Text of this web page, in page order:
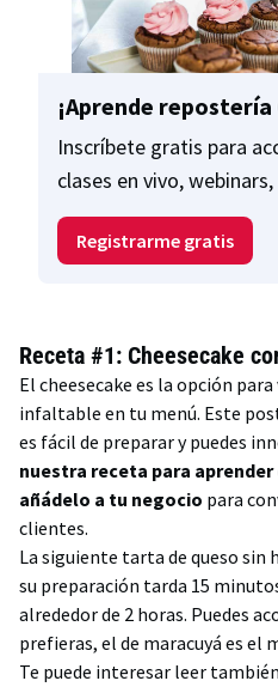
¡Aprende repostería
Inscríbete gratis para
clases en vivo,
Registrarme gratis
Receta #1: Cheesecake
El cheesecake es la opción
infaltable en tu menú. Este
es fácil de preparar y puedes
nuestra receta para
añádelo a tu negocio para
clientes.
La siguiente tarta de queso sin
su preparación tarda 15
alrededor de 2 horas. Puedes
prefieras, el de maracuyá es el
Te puede interesar leer